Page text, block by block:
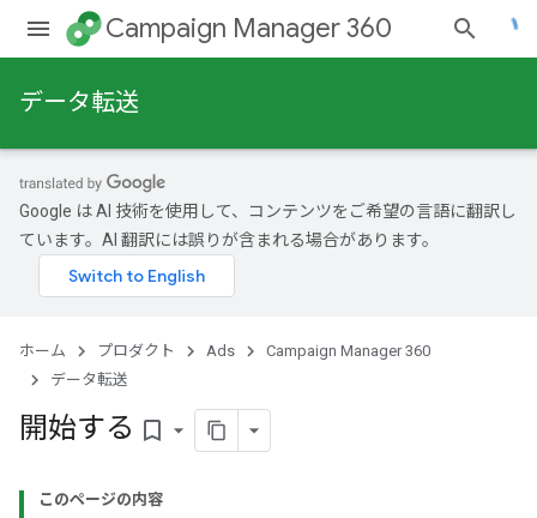
Campaign Manager 360
データ転送
Google は AI 技術を使用して、コンテンツをご希望の言語に翻訳し
ています。AI 翻訳には誤りが含まれる場合があります。
ホーム プロダクト Ads
Campaign Manager 360
データ転送
開始する bookmark_border
このページの内容